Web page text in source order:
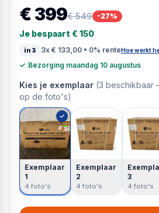
€ 399€ 549 -27%
Je bespaart € 150
in3 3x € 133,00• 0% renteHoe werkt
✓ Bezorging maandag 10 augustus
Kies je exemplaar (3 beschikbaar
op de foto's)
✓
Exemplaar
1
4 foto's
Exemplaar
2
4 foto's
3
4 foto's